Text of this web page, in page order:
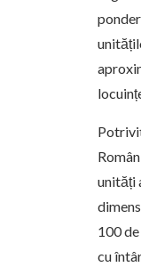
unități
100
cu